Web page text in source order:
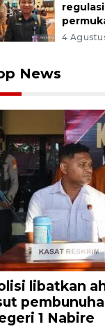
4
News
libatkan
1 Nabire